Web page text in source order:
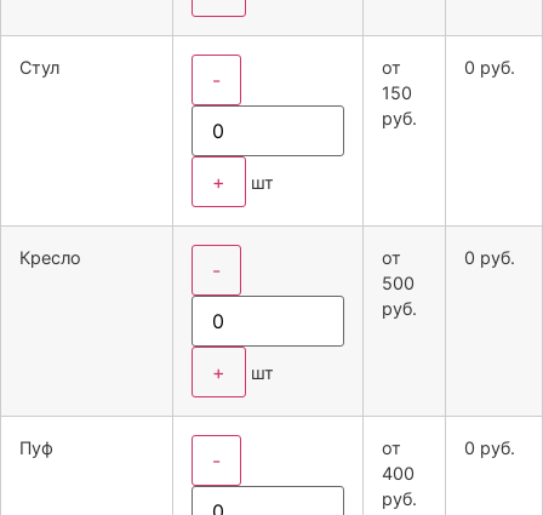
Стул
-
+ шт
от
150
руб.
0 руб.
Кресло
-
+ шт
от
500
руб.
0 руб.
Пуф
-
от
400
руб.
0 руб.